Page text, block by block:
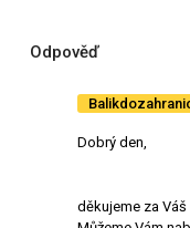
Odpověď
Dobrý den,
děkujeme za